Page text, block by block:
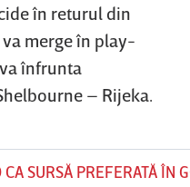
în returul din
merge în play-
înfrunta
– Rijeka.
CA SURSĂ PREFERATĂ ÎN